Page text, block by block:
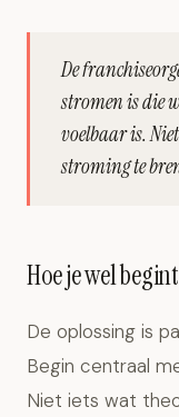
De
stromen is die
voelbaar is.
stroming te
Hoe je wel begint
De oplossing is
Begin centraal
Niet iets wat